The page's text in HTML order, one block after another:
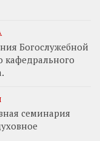
Богослужебной
кафедрального
семинария